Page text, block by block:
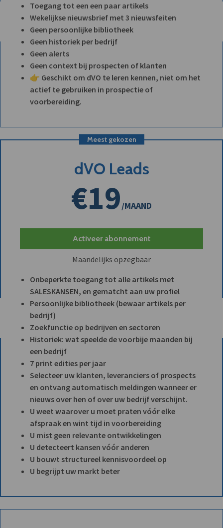
Toegang tot een een paar artikels
Wekelijkse nieuwsbrief met 3 nieuwsfeiten
Geen persoonlijke bibliotheek
Geen historiek per bedrijf
Geen alerts
Geen context bij prospecten of klanten
👉 Geschikt om dVO te leren kennen, niet om het
actief te gebruiken in prospectie of
voorbereiding.
Meest gekozen
dVO Leads
€19/MAAND
Activeer abonnement
Maandelijks opzegbaar
Onbeperkte toegang tot alle artikels met
SALESKANSEN, en gematcht aan uw profiel
Persoonlijke bibliotheek (bewaar artikels per
bedrijf)
Zoekfunctie op bedrijven en sectoren
Historiek: wat speelde de voorbije maanden bij
een bedrijf
7 print edities per jaar
Selecteer uw klanten, leveranciers of prospects
en ontvang automatisch meldingen wanneer er
nieuws over hen of over uw bedrijf verschijnt.
U weet waarover u moet praten vóór elke
afspraak en wint tijd in voorbereiding
U mist geen relevante ontwikkelingen
U detecteert kansen vóór anderen
U bouwt structureel kennisvoordeel op
U begrijpt uw markt beter